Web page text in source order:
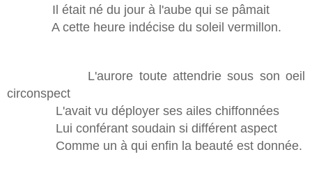
Il était né du jour à l'aube qui se pâmait
A cette heure indécise du soleil vermillon.
L'aurore toute attendrie sous son oeil
circonspect
L'avait vu déployer ses ailes chiffonnées
Lui conférant soudain si différent aspect
Comme un à qui enfin la beauté est donnée.